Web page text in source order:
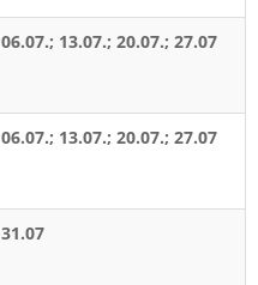
06.07.; 13.07.; 20.07.; 27.07
06.07.; 13.07.; 20.07.; 27.07
31.07